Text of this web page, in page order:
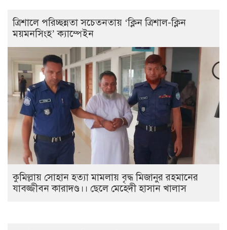
ত্রিশালে পরিচ্ছন্নতা সচেতনতায় ‘ক্লিন ত্রিশাল-ক্লিন
ময়মনসিংহ’ ক্যাম্পেইন
কুমিল্লায় সোহান হত্যা মামলায় বৃদ্ধ মিজানুর রহমানের
যাবজ্জীবন কারাদণ্ড।। ছেলে মেহেদী হাসান খালাস